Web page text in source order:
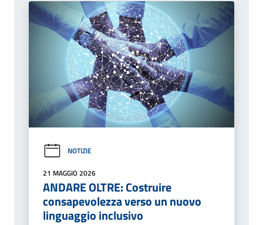
NOTIZIE
21 MAGGIO 2026
ANDARE OLTRE: Costruire
consapevolezza verso un nuovo
linguaggio inclusivo